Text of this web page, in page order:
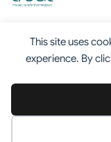
This site uses
experience. By
Tentang Redaksi